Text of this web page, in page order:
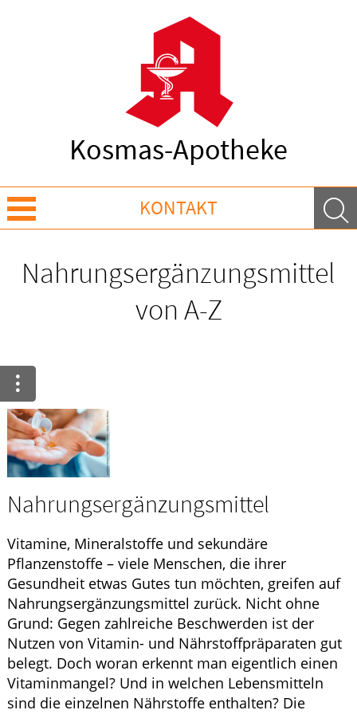
Kosmas-Apotheke
KONTAKT
Nahrungsergänzungsmittel
von A-Z
Nahrungsergänzungsmittel
Vitamine, Mineralstoffe und sekundäre
Pflanzenstoffe – viele Menschen, die ihrer
Gesundheit etwas Gutes tun möchten, greifen auf
Nahrungsergänzungsmittel zurück. Nicht ohne
Grund: Gegen zahlreiche Beschwerden ist der
Nutzen von Vitamin- und Nährstoffpräparaten gut
belegt. Doch woran erkennt man eigentlich einen
Vitaminmangel? Und in welchen Lebensmitteln
sind die einzelnen Nährstoffe enthalten? Die